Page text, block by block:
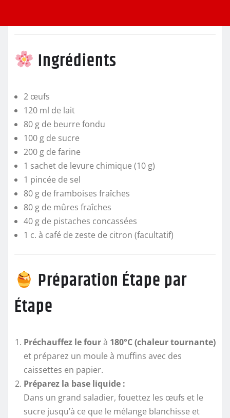
Ingrédients
2 œufs
120 ml de lait
80 g de beurre fondu
100 g de sucre
200 g de farine
1 sachet de levure chimique (10 g)
1 pincée de sel
80 g de framboises fraîches
80 g de mûres fraîches
40 g de pistaches concassées
1 c. à café de zeste de citron (facultatif)
Préparation Étape par
Étape
Préchauffez le fourà 180°C (chaleur tournante)
et préparez un moule à muffins avec des
caissettes en papier.
Préparez la base liquide :
Dans un grand saladier, fouettez les œufs et le
sucre jusqu’à ce que le mélange blanchisse et